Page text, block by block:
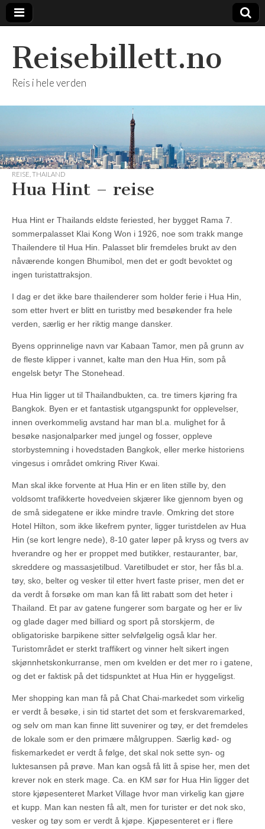
Reisebillett.no
Reis i hele verden
REISE THAILAND
Hua Hint – reise
Hua Hint er Thailands eldste feriested, her bygget Rama 7.
sommerpalasset Klai Kong Won i 1926, noe som trakk mange
Thailendere til Hua Hin. Palasset blir fremdeles brukt av den
nåværende kongen Bhumibol, men det er godt bevoktet og
ingen turistattraksjon.
I dag er det ikke bare thailenderer som holder ferie i Hua Hin,
som etter hvert er blitt en turistby med besøkender fra hele
verden, særlig er her riktig mange dansker.
Byens opprinnelige navn var Kabaan Tamor, men på grunn av
de fleste klipper i vannet, kalte man den Hua Hin, som på
engelsk betyr The Stonehead.
Hua Hin ligger ut til Thailandbukten, ca. tre timers kjøring fra
Bangkok. Byen er et fantastisk utgangspunkt for opplevelser,
innen overkommelig avstand har man bl.a. mulighet for å
besøke nasjonalparker med jungel og fosser, oppleve
storbystemning i hovedstaden Bangkok, eller merke historiens
vingesus i området omkring River Kwai.
Man skal ikke forvente at Hua Hin er en liten stille by, den
voldsomt trafikkerte hovedveien skjærer like gjennom byen og
de små sidegatene er ikke mindre travle. Omkring det store
Hotel Hilton, som ikke likefrem pynter, ligger turistdelen av Hua
Hin (se kort lengre nede), 8-10 gater løper på kryss og tvers av
hverandre og her er proppet med butikker, restauranter, bar,
skreddere og massasjetilbud. Varetilbudet er stor, her fås bl.a.
tøy, sko, belter og vesker til etter hvert faste priser, men det er
da verdt å forsøke om man kan få litt rabatt som det heter i
Thailand. Et par av gatene fungerer som bargate og her er liv
og glade dager med billiard og sport på storskjerm, de
obligatoriske barpikene sitter selvfølgelig også klar her.
Turistområdet er sterkt traffikert og vinner helt sikert ingen
skjønnhetskonkurranse, men om kvelden er det mer ro i gatene,
og det er faktisk på det tidspunktet at Hua Hin er hyggeligst.
Mer shopping kan man få på Chat Chai-markedet som virkelig
er verdt å besøke, i sin tid startet det som et ferskvaremarked,
og selv om man kan finne litt suvenirer og tøy, er det fremdeles
de lokale som er den primære målgruppen. Særlig kød- og
fiskemarkedet er verdt å følge, det skal nok sette syn- og
luktesansen på prøve. Man kan også få litt å spise her, men det
krever nok en sterk mage. Ca. en KM sør for Hua Hin ligger det
store kjøpesenteret Market Village hvor man virkelig kan gjøre
et kupp. Man kan nesten få alt, men for turister er det nok sko,
vesker og tøy som er verdt å kjøpe. Kjøpesenteret er i flere